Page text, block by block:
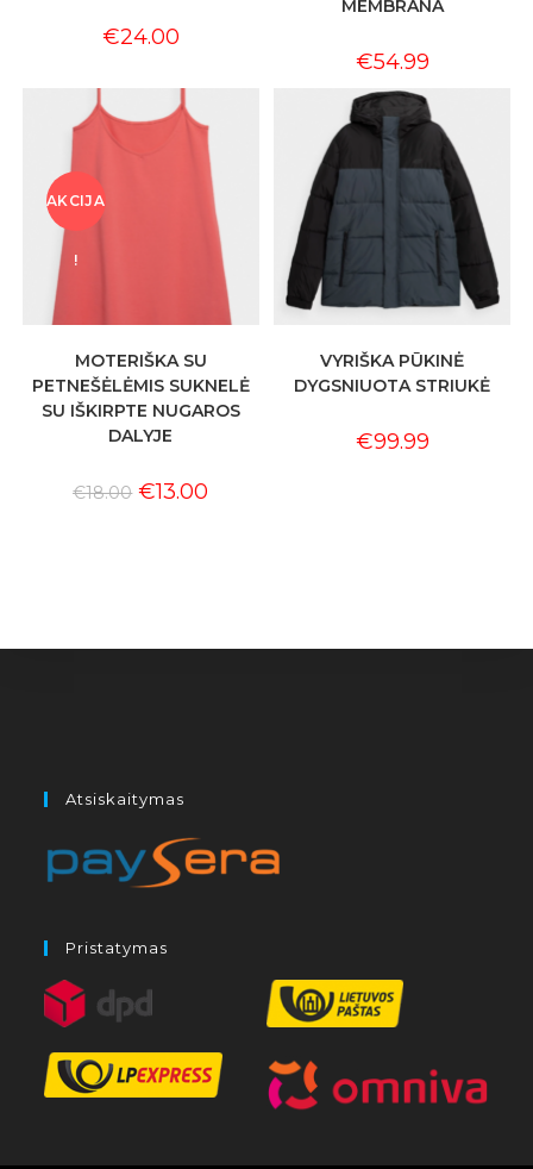
€24.00
MEMBRANA
€54.99
AKCIJA
!
MOTERIŠKA SU
PETNEŠĖLĖMIS SUKNELĖ
SU IŠKIRPTE NUGAROS
DALYJE
€18.00 €13.00
VYRIŠKA PŪKINĖ
DYGSNIUOTA STRIUKĖ
€99.99
Atsiskaitymas
Pristatymas